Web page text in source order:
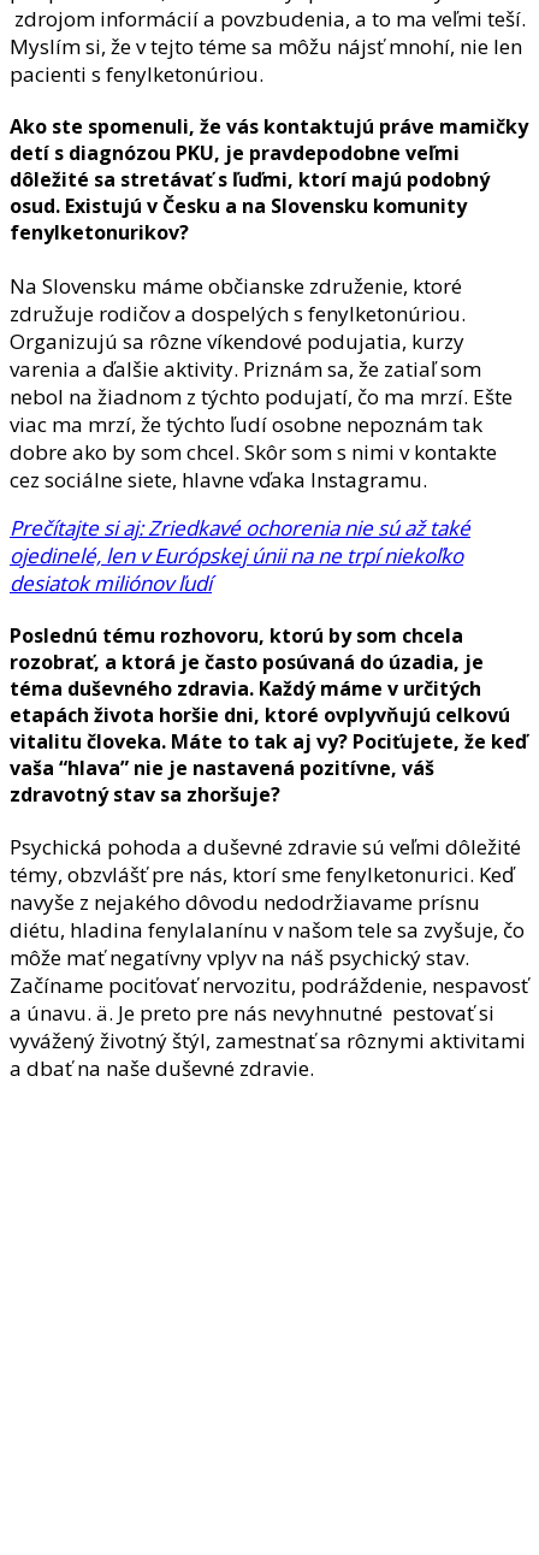
zdrojom informácií a povzbudenia, a to ma veľmi teší.
Myslím si, že v tejto téme sa môžu nájsť mnohí, nie len
pacienti s fenylketonúriou.
Ako ste spomenuli, že vás kontaktujú práve mamičky
detí s diagnózou PKU, je pravdepodobne veľmi
dôležité sa stretávať s ľuďmi, ktorí majú podobný
osud. Existujú v Česku a na Slovensku komunity
fenylketonurikov?
Na Slovensku máme občianske združenie, ktoré
združuje rodičov a dospelých s fenylketonúriou.
Organizujú sa rôzne víkendové podujatia, kurzy
varenia a ďalšie aktivity. Priznám sa, že zatiaľ som
nebol na žiadnom z týchto podujatí, čo ma mrzí. Ešte
viac ma mrzí, že týchto ľudí osobne nepoznám tak
dobre ako by som chcel. Skôr som s nimi v kontakte
cez sociálne siete, hlavne vďaka Instagramu.
Prečítajte si aj: Zriedkavé ochorenia nie sú až také
ojedinelé, len v Európskej únii na ne trpí niekoľko
desiatok miliónov ľudí
Poslednú tému rozhovoru, ktorú by som chcela
rozobrať, a ktorá je často posúvaná do úzadia, je
téma duševného zdravia. Každý máme v určitých
etapách života horšie dni, ktoré ovplyvňujú celkovú
vitalitu človeka. Máte to tak aj vy? Pociťujete, že keď
vaša “hlava” nie je nastavená pozitívne, váš
zdravotný stav sa zhoršuje?
Psychická pohoda a duševné zdravie sú veľmi dôležité
témy, obzvlášť pre nás, ktorí sme fenylketonurici. Keď
navyše z nejakého dôvodu nedodržiavame prísnu
diétu, hladina fenylalanínu v našom tele sa zvyšuje, čo
môže mať negatívny vplyv na náš psychický stav.
Začíname pociťovať nervozitu, podráždenie, nespavosť
a únavu. ä. Je preto pre nás nevyhnutné pestovať si
vyvážený životný štýl, zamestnať sa rôznymi aktivitami
a dbať na naše duševné zdravie.